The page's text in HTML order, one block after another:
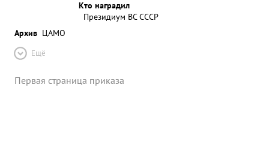
Кто наградил
Президиум ВС СССР
Архив ЦАМО
Ещё
Первая страница приказа